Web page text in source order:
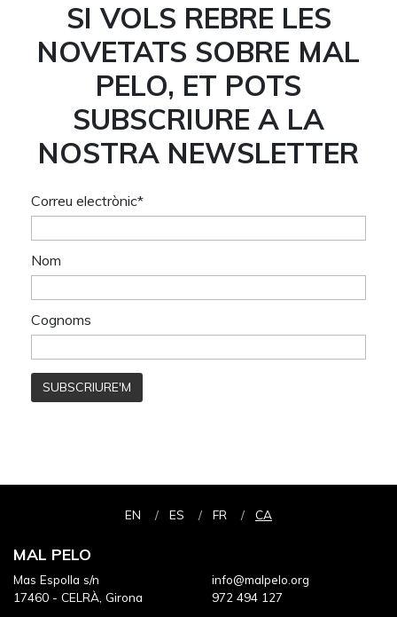
MAL PELO
17460 - CELRÀ, Girona
MALPELO ÉS UNA COMPANYIA
COMPTA AMB EL SUPORT CONTINUAT DE